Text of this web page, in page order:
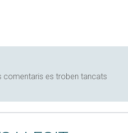
comentaris es troben tancats